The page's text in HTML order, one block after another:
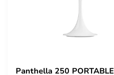
Panthella 250 PORTABLE